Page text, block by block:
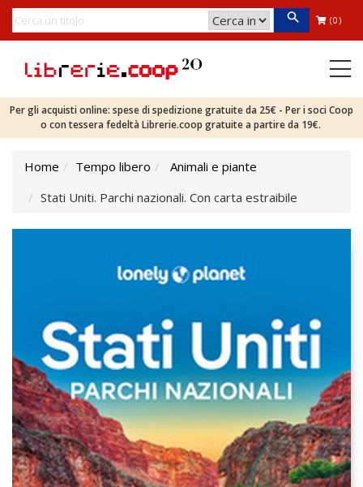
(0)
Per gli acquisti online: spese di spedizione gratuite da 25€ - Per i soci Coop
o con tessera fedeltà Librerie.coop gratuite a partire da 19€.
Home Tempo libero
Animali e piante
Stati Uniti. Parchi nazionali. Con carta estraibile